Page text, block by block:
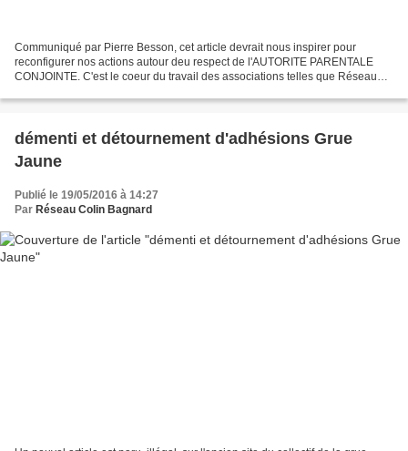
Communiqué par Pierre Besson, cet article devrait nous inspirer pour
reconfigurer nos actions autour deu respect de l'AUTORITE PARENTALE
CONJOINTE. C'est le coeur du travail des associations telles que Réseau
démenti et détournement d'adhésions Grue
Jaune
Publié le 19/05/2016 à 14:27
Par Réseau Colin Bagnard